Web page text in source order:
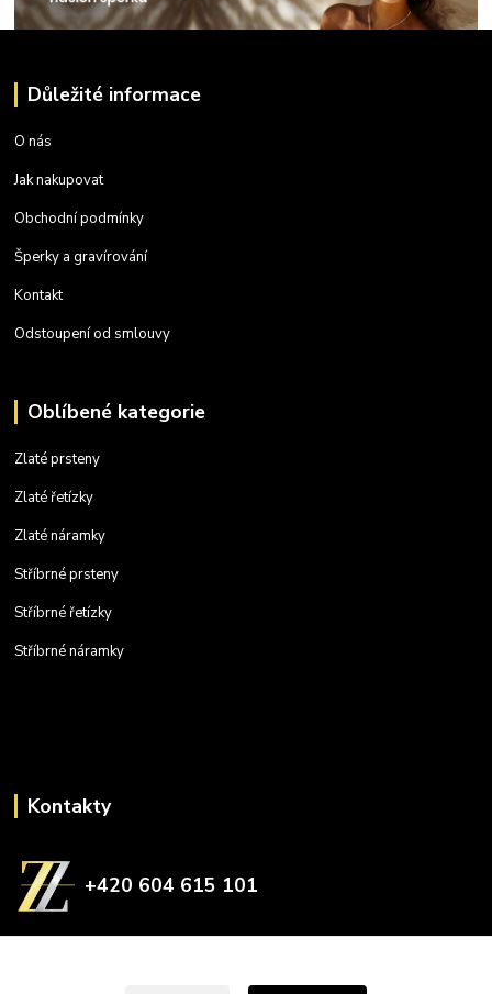
Důležité informace
O nás
Jak nakupovat
Obchodní podmínky
Šperky a gravírování
Kontakt
Odstoupení od smlouvy
Oblíbené kategorie
Zlaté prsteny
Zlaté řetízky
Zlaté náramky
Stříbrné prsteny
Stříbrné řetízky
Stříbrné náramky
Kontakty
+420 604 615 101